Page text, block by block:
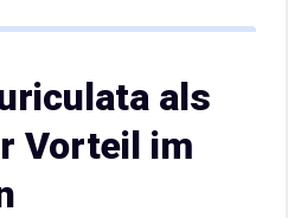
als
Vorteil im